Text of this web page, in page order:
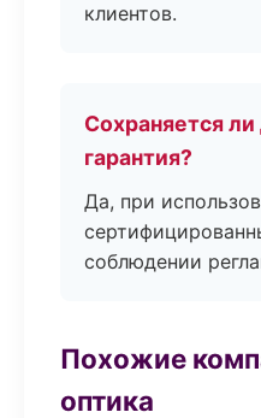
клиентов.
Сохраняется
гарантия?
Да, при
соблюдении
Похожие
оптика